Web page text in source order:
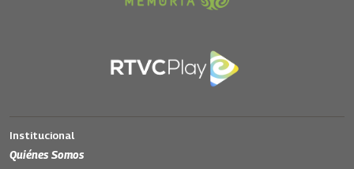
Institucional
Quiénes Somos